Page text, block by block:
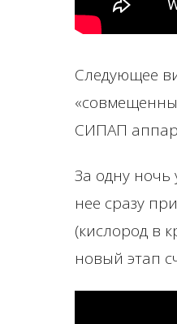
Следующее
СИПАП
За одну
нее сразу
(кислород в
новый этап